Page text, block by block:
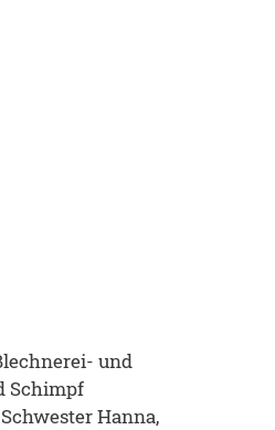
und
Schimpf
Hanna,